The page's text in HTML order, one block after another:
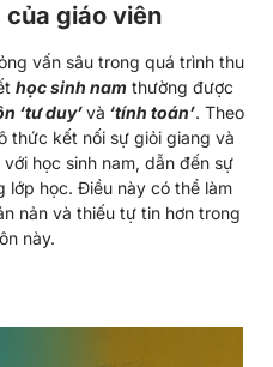
của giáo viên
vấn sâu trong quá trình thu
học sinh namthường được
‘tư duy’và ‘tính toán’. Theo
thức kết nối sự giỏi giang và
học sinh nam, dẫn đến sự
lớp học. Điều này có thể làm
nản và thiếu tự tin hơn trong
này.